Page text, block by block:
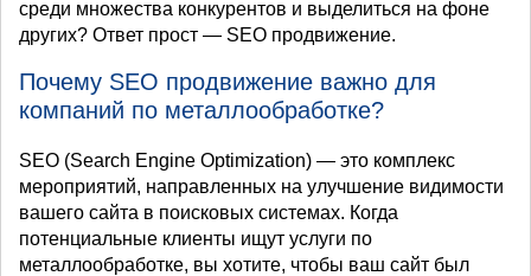
среди множества конкурентов и выделиться на фоне
других? Ответ прост — SEO продвижение.
Почему SEO продвижение важно для
компаний по металлообработке?
SEO (Search Engine Optimization) — это комплекс
мероприятий, направленных на улучшение видимости
вашего сайта в поисковых системах. Когда
потенциальные клиенты ищут услуги по
металлообработке, вы хотите, чтобы ваш сайт был